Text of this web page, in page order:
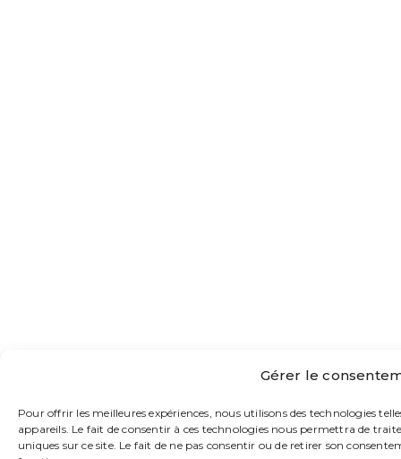
Gérer le
Pour offrir les meilleures expériences, nous utilisons des technologies
appareils. Le fait de consentir à ces technologies nous permettra de
uniques sur ce site. Le fait de ne pas consentir ou de retirer son